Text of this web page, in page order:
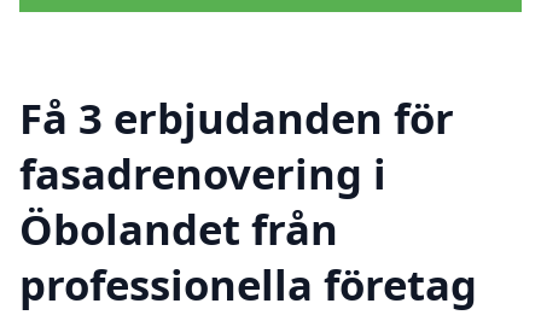
Få 3 erbjudanden för
fasadrenovering i
Öbolandet från
professionella företag